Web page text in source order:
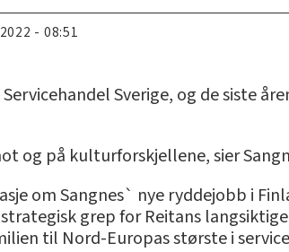
- 08:51
Sverige, og de siste
og på kulturforskjellene, sier
om Sangnes` nye ryddejobb i
grep for Reitans
til Nord-Europas største i